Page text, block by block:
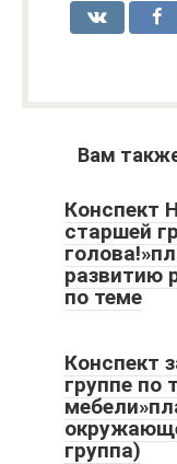
Вам
Конспект
старшей
развитию
по теме
Конспект
группе по
группа)